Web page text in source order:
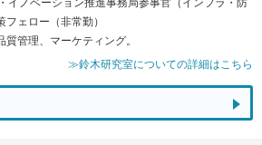
ェロー（非常勤）
管理、マーケティング。
≫鈴木研究室についての詳細はこちら